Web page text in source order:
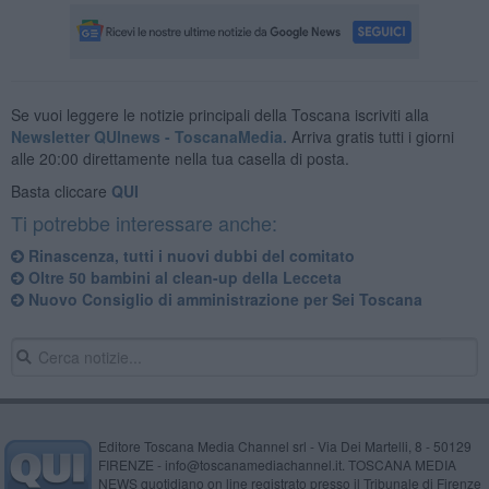
Se vuoi leggere le notizie principali della Toscana iscriviti alla
Newsletter QUInews - ToscanaMedia. Arriva gratis tutti i giorni
alle 20:00 direttamente nella tua casella di posta.
Basta cliccare QUI
Ti potrebbe interessare anche:
Rinascenza, tutti i nuovi dubbi del comitato
Oltre 50 bambini al clean-up della Lecceta
Nuovo Consiglio di amministrazione per Sei Toscana
Editore Toscana Media Channel srl - Via Dei Martelli, 8 - 50129
FIRENZE - info@toscanamediachannel.it. TOSCANA MEDIA
NEWS quotidiano on line registrato presso il Tribunale di Firenze